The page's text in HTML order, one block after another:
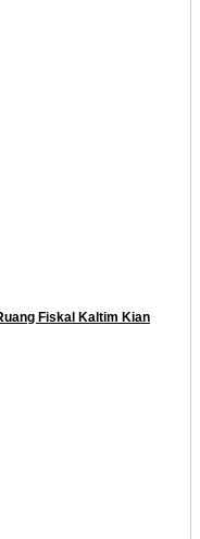
Fiskal Kaltim Kian